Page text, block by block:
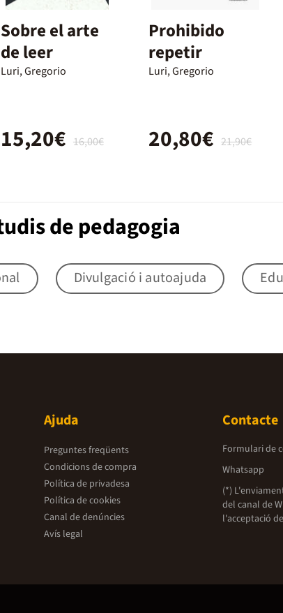
Sobre el arte
de leer
Luri, Gregorio
16,00€
15,20€
Prohibido
repetir
Luri, Gregorio
21,90€
20,80€
de pedagogia
Divulgació i autoajuda
Ajuda
Preguntes freqüents
Condicions de compra
Política de privadesa
Política de cookies
Canal de denúncies
Avís legal
Contacte
Formulari de
Whatsapp
(*)
del canal de
l'acceptació